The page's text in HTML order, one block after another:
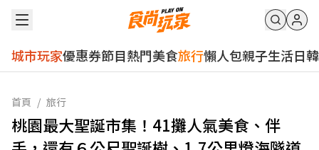
城市玩家優惠券節目熱門美食旅行懶人包親子生活日韓
首頁 / 旅行
桃園最大聖誕市集！41攤人氣美食、伴